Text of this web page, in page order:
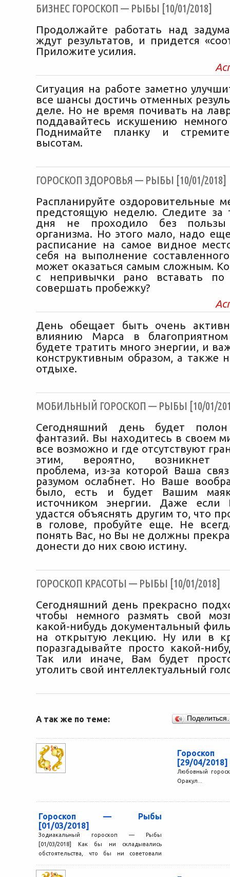
БИЗНЕС ГОРОСКОП — РЫБЫ [10/01/2018]
Продолжайте работать над
ждут результатов, и придется
Приложите усилия.
Ситуация на работе заметно
все шансы достичь отменных
деле. Но не время почивать на
поддавайтесь искушению немного
Поднимайте планку и
высотам.
ГОРОСКОП ЗДОРОВЬЯ — РЫБЫ [10/01/2018]
Распланируйте оздоровительные
предстоящую неделю. Следите за
дня не проходило без
организма. Но этого мало, надо
расписание на самое видное
себя на выполнение
может оказаться самым сложным.
с непривычки рано вставать по
совершать пробежку?
День обещает быть очень
влиянию Марса в
будете тратить много энергии, и
конструктивным образом, а также
отдыхе.
МОБИЛЬНЫЙ ГОРОСКОП — РЫБЫ [10/01/
Сегодняшний день будет
фантазий. Вы находитесь в своем
все возможно и где отсутствуют
этим, вероятно, возникнет
проблема, из-за которой Ваша
разумом ослабнет. Но Ваше
было, есть и будет Вашим
источником энергии. Даже если
удастся объяснять другим то, что
в голове, пробуйте еще. Не
понять Вас, но Вы не должны
донести до них свою истину.
ГОРОСКОП КРАСОТЫ — РЫБЫ [10/01/2018]
Сегодняшний день прекрасно
чтобы немного размять свой
какой-нибудь документальный
на открытую лекцию. Ну или в
поразгадывайте просто какой-
Так или иначе, Вам будет
утолить свой интеллектуальный
А так же по теме:
[29/04/2018]
Любовный
Оракул...
Гороскоп — Рыбы
[01/03/2018]
Зодиакальный гороскоп — Рыбы
[01/03/2018] Как бы ни складывались
обстоятельства, что бы ни советовали
придерживаться плана, составленного...